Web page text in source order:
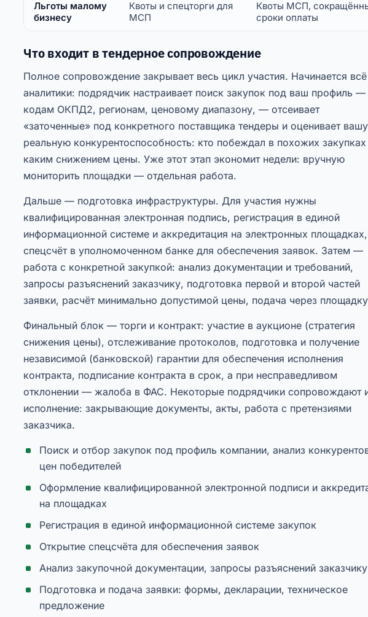
Льготы малому
бизнесу
Квоты и спецторги для
МСП
Квоты МСП,
сроки оплаты
Что входит в тендерное сопровождение
Полное сопровождение закрывает весь цикл участия. Начинается
аналитики: подрядчик настраивает поиск закупок под ваш профиль —
кодам ОКПД2, регионам, ценовому диапазону, — отсеивает
«заточенные» под конкретного поставщика тендеры и оценивает вашу
реальную конкурентоспособность: кто побеждал в похожих
каким снижением цены. Уже этот этап экономит недели: вручную
мониторить площадки — отдельная работа.
Дальше — подготовка инфраструктуры. Для участия нужны
квалифицированная электронная подпись, регистрация в единой
информационной системе и аккредитация на электронных площадках,
спецсчёт в уполномоченном банке для обеспечения заявок. Затем —
работа с конкретной закупкой: анализ документации и требований,
запросы разъяснений заказчику, подготовка первой и второй частей
заявки, расчёт минимально допустимой цены, подача через
Финальный блок — торги и контракт: участие в аукционе (стратегия
снижения цены), отслеживание протоколов, подготовка и получение
независимой (банковской) гарантии для обеспечения исполнения
контракта, подписание контракта в срок, а при несправедливом
отклонении — жалоба в ФАС. Некоторые подрядчики сопровождают
исполнение: закрывающие документы, акты, работа с претензиями
заказчика.
Поиск и отбор закупок под профиль компании, анализ
цен победителей
Оформление квалифицированной электронной подписи и
на площадках
Регистрация в единой информационной системе закупок
Открытие спецсчёта для обеспечения заявок
Анализ закупочной документации, запросы разъяснений заказчику
Подготовка и подача заявки: формы, декларации, техническое
предложение